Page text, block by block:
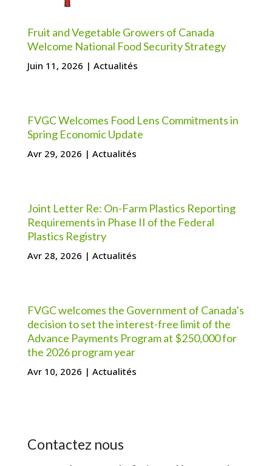
Fruit and Vegetable Growers of Canada
Welcome National Food Security Strategy
Juin 11, 2026 | Actualités
FVGC Welcomes Food Lens Commitments in
Spring Economic Update
Avr 29, 2026 | Actualités
Joint Letter Re: On-Farm Plastics Reporting
Requirements in Phase II of the Federal
Plastics Registry
Avr 28, 2026 | Actualités
FVGC welcomes the Government of Canada’s
decision to set the interest-free limit of the
Advance Payments Program at $250,000 for
the 2026 program year
Avr 10, 2026 | Actualités
Contactez nous